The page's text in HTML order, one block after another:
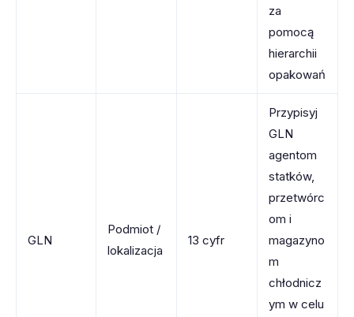
za
pomocą
hierarchii
opakowań
GLN
Podmiot /
lokalizacja
13 cyfr
Przypisyj
GLN
agentom
statków,
przetwórc
om i
magazyno
m
chłodnicz
ym w celu